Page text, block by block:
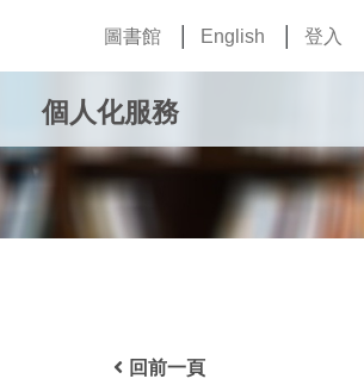
圖書館 English 登入
個人化服務
回前一頁